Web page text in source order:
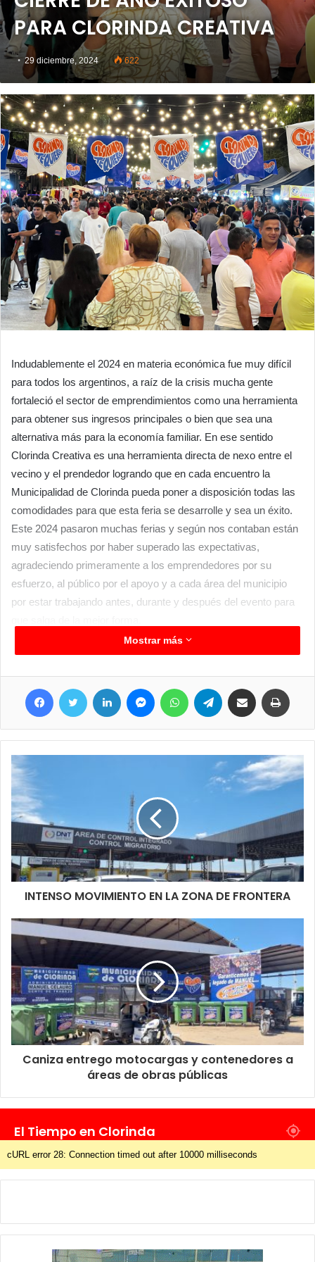
PARA CLORINDA CREATIVA
29 diciembre, 2024 622
Indudablemente el 2024 en materia económica fue muy difícil
para todos los argentinos, a raíz de la crisis mucha gente
fortaleció el sector de emprendimientos como una herramienta
para obtener sus ingresos principales o bien que sea una
alternativa más para la economía familiar. En ese sentido
Clorinda Creativa es una herramienta directa de nexo entre el
vecino y el prendedor logrando que en cada encuentro la
Municipalidad de Clorinda pueda poner a disposición todas las
comodidades para que esta feria se desarrolle y sea un éxito.
Este 2024 pasaron muchas ferias y según nos contaban están
muy satisfechos por haber superado las expectativas,
agradeciendo primeramente a los emprendedores por su
esfuerzo, al público por el apoyo y a cada área del municipio
por estar trabajando antes, durante y después del evento para
Este sábado último San Martín y Hertelendy fue la esquina
emblemática de siempre para Clorinda Creativa y miles de
personas volvieron a disfrutar de cada atractivo, pero esto no
termina, incluso ya hay planes que darana conocer y están
ligados a esta temporada de verano.
Mostrar más
Facebook Twitter LinkedIn MessengerWhatsApp Telegram Compartir por correo electrónico
INTENSO MOVIMIENTO EN LA ZONA DE FRONTERA
Caniza entrego motocargas y contenedores a
áreas de obras públicas
El Tiempo en Clorinda
cURL error 28: Connection timed out after 10000 milliseconds